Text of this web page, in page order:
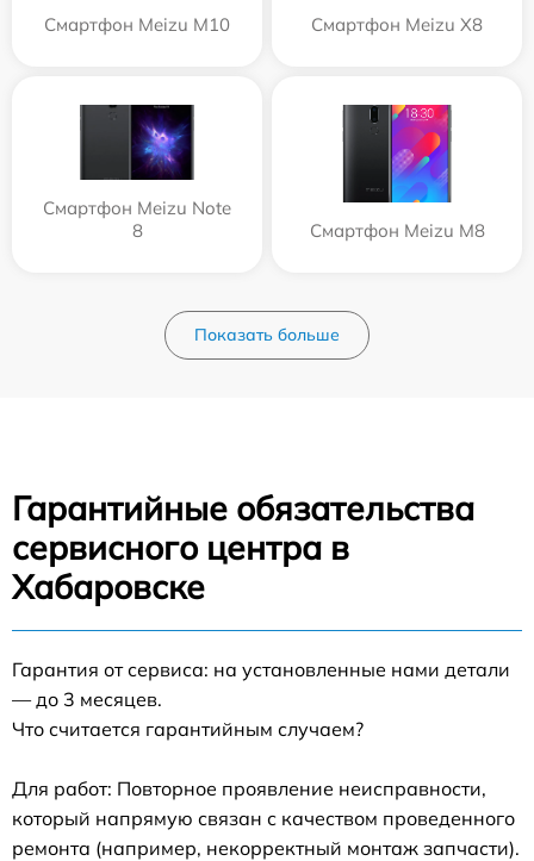
Смартфон Meizu M10 Смартфон Meizu X8
Смартфон Meizu Note
8
Смартфон Meizu M8
Показать больше
Гарантийные обязательства
сервисного центра в
Хабаровске
Гарантия от сервиса: на установленные нами детали
— до 3 месяцев.
Что считается гарантийным случаем?
Для работ: Повторное проявление неисправности,
который напрямую связан с качеством проведенного
ремонта (например, некорректный монтаж запчасти).